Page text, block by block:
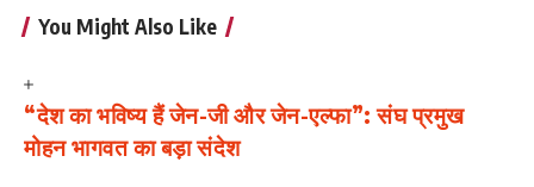
You Might Also Like
“देश का भविष्य हैं जेन-जी और जेन-एल्फा”: संघ प्रमुख
मोहन भागवत का बड़ा संदेश